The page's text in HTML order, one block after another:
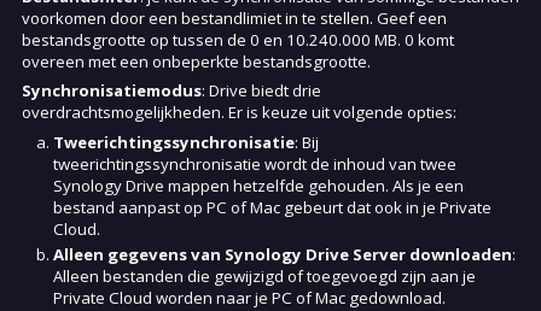
voorkomen door een bestandlimiet in te stellen. Geef een
bestandsgrootte op tussen de 0 en 10.240.000 MB. 0 komt
overeen met een onbeperkte bestandsgrootte.
Synchronisatiemodus: Drive biedt drie
overdrachtsmogelijkheden. Er is keuze uit volgende opties:
Tweerichtingssynchronisatie: Bij
tweerichtingssynchronisatie wordt de inhoud van twee
Synology Drive mappen hetzelfde gehouden. Als je een
bestand aanpast op PC of Mac gebeurt dat ook in je Private
Cloud.
Alleen gegevens van Synology Drive Server downloaden:
Alleen bestanden die gewijzigd of toegevoegd zijn aan je
Private Cloud worden naar je PC of Mac gedownload.